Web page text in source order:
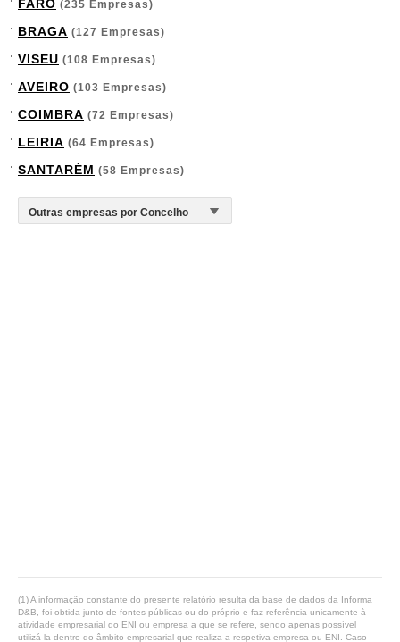
FARO (235 Empresas)
BRAGA (127 Empresas)
VISEU (108 Empresas)
AVEIRO (103 Empresas)
COIMBRA (72 Empresas)
LEIRIA (64 Empresas)
SANTARÉM (58 Empresas)
(1) A informação constante do presente relatório resulta da base de dados da Informa
D&B, foi obtida junto de fontes públicas ou do próprio e faz referência unicamente à
atividade empresarial do ENI ou empresa a que se refere, sendo apenas possível
utilizá-la dentro do âmbito empresarial que realiza a respetiva empresa ou ENI. Caso